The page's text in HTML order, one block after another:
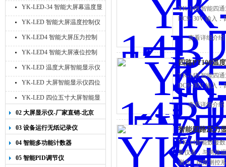
YK-LED-34 智能大屏幕温度显
示仪
YK-LED 智能大屏温度控制仪
YK-LED4 智能大屏压力控制
仪
YK-LED4 智能大屏液位控制
仪
YK-LED 温度大屏智能显示仪
四位十寸
YK-LED 大屏智能显示仪四位
八寸
YK-LED 四位五寸大屏智能显
示仪
02 大屏显示仪-厂家直销-北京
宇科泰吉
03 设备运行无纸记录仪
04 智能多功能计数器
05 智能PID调节仪
YK-14B 智能四
DC9~30V 输入：
查看详细介绍
四路PT100温
YK-14B 智能四
DC9~30V 输入：
查看详细介绍
智能四路压力
YK-14智能数显
量仪表，与两路
测力、扭矩测控